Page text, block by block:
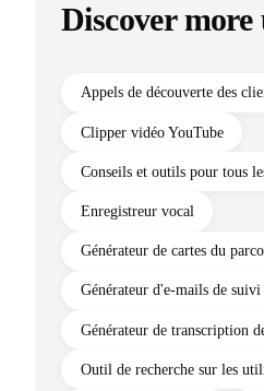
Discover more
Appels de découverte des
Clipper vidéo YouTube
Conseils et outils pour tous
Enregistreur vocal
Générateur de cartes du
Générateur d'e-mails de
Générateur de transcription
Outil de recherche sur les